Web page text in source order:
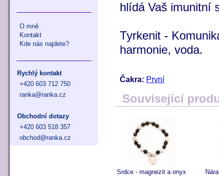
O mně
Kontakt
Kde nás najdete?
Rychlý kontakt
+420 603 712 750
ranka@ranka.cz
Obchodní dotazy
+420 603 518 357
obchod@ranka.cz
hlídá Vaš imunitní
Tyrkenit -
harmonie, voda.
Čakra: První
Související
Srdce - magnezit a onyx